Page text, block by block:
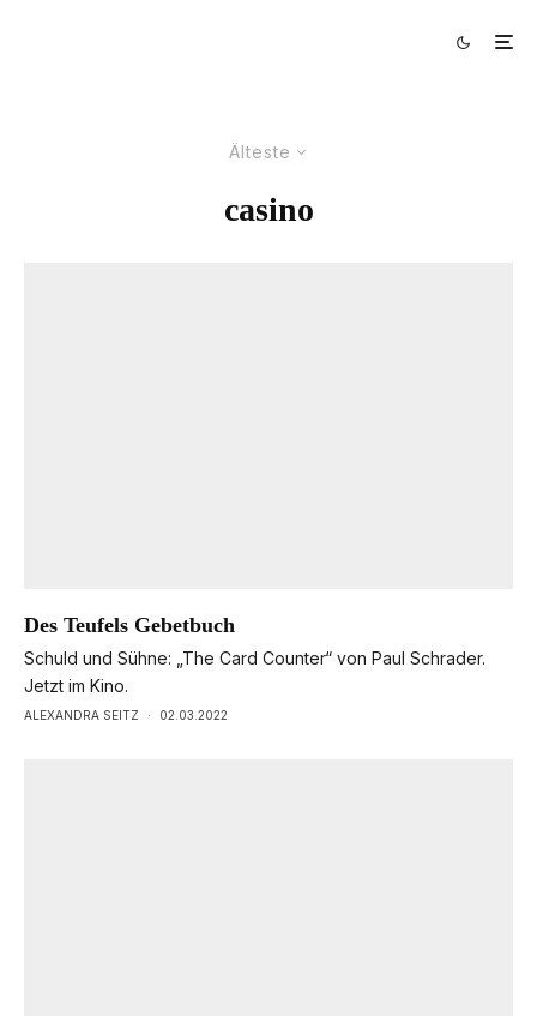
Älteste
casino
Des Teufels Gebetbuch
Schuld und Sühne: „The Card Counter“ von Paul Schrader.
Jetzt im Kino.
ALEXANDRA SEITZ · 02.03.2022